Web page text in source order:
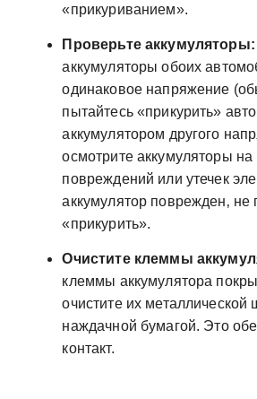
«прикуриванием».
Проверьте аккумуляторы:
аккумуляторы обоих
одинаковое напряжение
пытайтесь «прикурить»
аккумулятором другого
осмотрите аккумуляторы на
повреждений или утечек
аккумулятор поврежден‚ не
«прикурить».
Очистите клеммы
клеммы аккумулятора
очистите их металлической
наждачной бумагой. Это
контакт.